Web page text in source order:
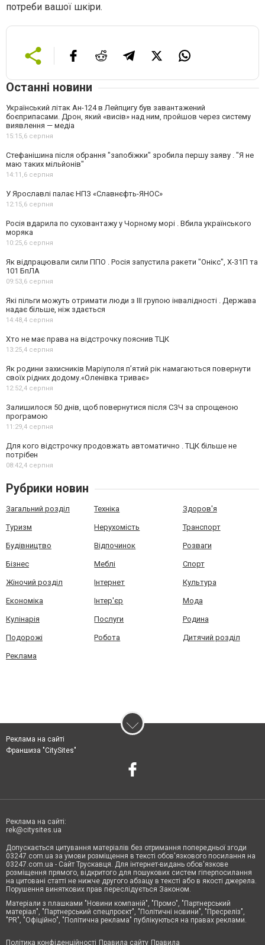
потреби вашої шкіри.
Останні новини
Український літак Ан-124 в Лейпцигу був завантажений
боєприпасами. Дрон, який «висів» над ним, пройшов через систему
виявлення — медіа
15:15,6 серпня
Стефанішина після обрання "запобіжки" зробила першу заяву . "Я не
маю таких мільйонів"
14:11,6 серпня
У Ярославлі палає НПЗ «Славнєфть-ЯНОС»
12:15,6 серпня
Росія вдарила по суховантажу у Чорному морі . Вбила українського
моряка
10:25,6 серпня
Як відпрацювали сили ППО . Росія запустила ракети "Онікс", Х-31П та
101 БпЛА
09:53,6 серпня
Які пільги можуть отримати люди з III групою інвалідності . Держава
надає більше, ніж здається
14:48,4 серпня
Хто не має права на відстрочку пояснив ТЦК
13:25,4 серпня
Як родини захисників Маріуполя пʼятий рік намагаються повернути
своїх рідних додому.«Оленівка триває»
12:52,4 серпня
Залишилося 50 днів, щоб повернутися після СЗЧ за спрощеною
програмою
11:29,4 серпня
Для кого відстрочку продовжать автоматично . ТЦК більше не
потрібен
08:42,4 серпня
Рубрики новин
Загальний розділ Техніка Здоров'я
Туризм Нерухомість Транспорт
Будівництво Відпочинок Розваги
Бізнес Меблі Спорт
Жіночий розділ Інтернет Культура
Економіка Інтер'єр Мода
Кулінарія Послуги Родина
Подорожі Робота Дитячий розділ
Реклама
Реклама на сайті
Франшиза "CitySites"
Реклама на сайті:
rek@citysites.ua
Допускається цитування матеріалів без отримання попередньої згоди
03247.com.ua за умови розміщення в тексті обов'язкового посилання на
03247.com.ua - Сайт Трускавця. Для інтернет-видань обов'язкове
розміщення прямого, відкритого для пошукових систем гіперпосилання
на цитовані статті не нижче другого абзацу в тексті або в якості джерела.
Порушення виняткових прав переслідується Законом.
Матеріали з плашками "Новини компаній", "Промо", "Партнерський
матеріал", "Партнерський спецпроєкт", "Політичні новини", "Пресреліз",
"PR", "Офіційно", "Політична реклама" публікуються на правах реклами.
Політика конфіденційності Правила сайту Правила